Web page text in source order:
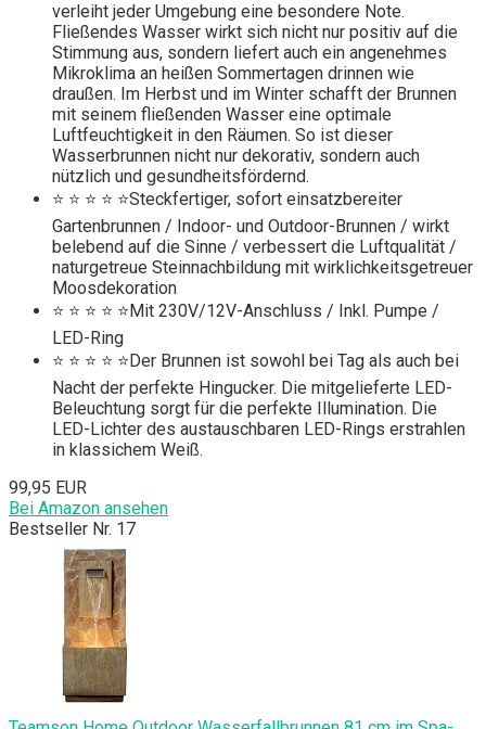
verleiht jeder Umgebung eine besondere Note.
Fließendes Wasser wirkt sich nicht nur positiv auf die
Stimmung aus, sondern liefert auch ein angenehmes
Mikroklima an heißen Sommertagen drinnen wie
draußen. Im Herbst und im Winter schafft der Brunnen
mit seinem fließenden Wasser eine optimale
Luftfeuchtigkeit in den Räumen. So ist dieser
Wasserbrunnen nicht nur dekorativ, sondern auch
nützlich und gesundheitsfördernd.
⭐ ⭐ ⭐ ⭐ ⭐Steckfertiger, sofort einsatzbereiter
Gartenbrunnen / Indoor- und Outdoor-Brunnen / wirkt
belebend auf die Sinne / verbessert die Luftqualität /
naturgetreue Steinnachbildung mit wirklichkeitsgetreuer
Moosdekoration
⭐ ⭐ ⭐ ⭐ ⭐Mit 230V/12V-Anschluss / Inkl. Pumpe /
LED-Ring
⭐ ⭐ ⭐ ⭐ ⭐Der Brunnen ist sowohl bei Tag als auch bei
Nacht der perfekte Hingucker. Die mitgelieferte LED-
Beleuchtung sorgt für die perfekte Illumination. Die
LED-Lichter des austauschbaren LED-Rings erstrahlen
in klassichem Weiß.
99,95 EUR
Bei Amazon ansehen
Bestseller Nr. 17